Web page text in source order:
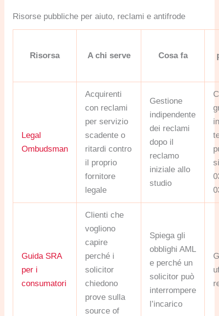
Risorse pubbliche per aiuto, reclami e antifrode
Risorsa A chi serve Cosa fa
Legal
Ombudsman
Acquirenti
con reclami
per servizio
scadente o
ritardi contro
il proprio
fornitore
legale
Gestione
indipendente
dei reclami
dopo il
reclamo
iniziale allo
studio
Guida SRA
per i
consumatori
Clienti che
vogliono
capire
perché i
solicitor
chiedono
prove sulla
source of
Spiega gli
obblighi AML
e perché un
solicitor può
interrompere
l’incarico